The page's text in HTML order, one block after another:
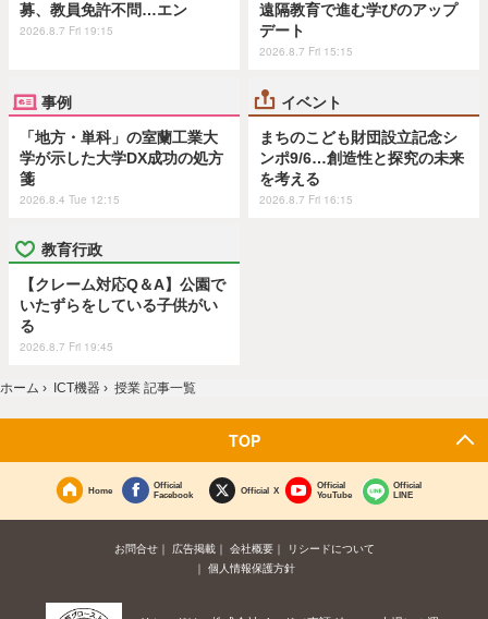
募、教員免許不問…エン
2026.8.7 Fri 19:15
遠隔教育で進む学びのアップ
デート
2026.8.7 Fri 15:15
事例
「地方・単科」の室蘭工業大
学が示した大学DX成功の処方
箋
2026.8.4 Tue 12:15
イベント
まちのこども財団設立記念シ
ンポ9/6…創造性と探究の未来
を考える
2026.8.7 Fri 16:15
教育行政
【クレーム対応Q＆A】公園で
いたずらをしている子供がい
る
2026.8.7 Fri 19:45
ホーム › ICT機器 › 授業 記事一覧
TOP
Home
Official
Facebook
Official X
Official
YouTube
Official
LINE
お問合せ 広告掲載 会社概要
リシードについて
個人情報保護方針